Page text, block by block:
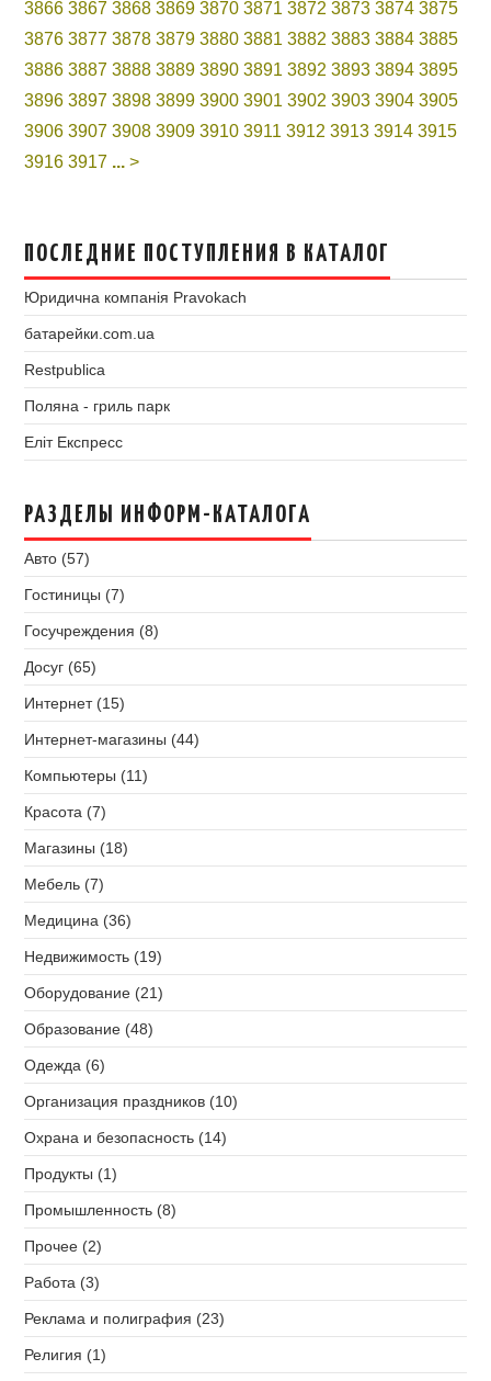
3866 3867 3868 3869 3870 3871 3872 3873 3874 3875
3876 3877 3878 3879 3880 3881 3882 3883 3884 3885
3886 3887 3888 3889 3890 3891 3892 3893 3894 3895
3896 3897 3898 3899 3900 3901 3902 3903 3904 3905
3906 3907 3908 3909 3910 3911 3912 3913 3914 3915
3916 3917 ... >
ПОСЛЕДНИЕ ПОСТУПЛЕНИЯ В КАТАЛОГ
Юридична компанія Pravokach
батарейки.com.ua
Restpublica
Поляна - гриль парк
Еліт Експресс
РАЗДЕЛЫ ИНФОРМ-КАТАЛОГА
Авто (57)
Гостиницы (7)
Госучреждения (8)
Досуг (65)
Интернет (15)
Интернет-магазины (44)
Компьютеры (11)
Красота (7)
Магазины (18)
Мебель (7)
Медицина (36)
Недвижимость (19)
Оборудование (21)
Образование (48)
Одежда (6)
Организация праздников (10)
Охрана и безопасность (14)
Продукты (1)
Промышленность (8)
Прочее (2)
Работа (3)
Реклама и полиграфия (23)
Религия (1)